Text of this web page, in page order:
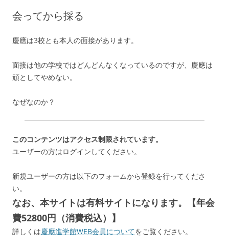
会ってから採る
慶應は3校とも本人の面接があります。
面接は他の学校ではどんどんなくなっているのですが、慶應は
頑としてやめない。
なぜなのか？
このコンテンツはアクセス制限されています。
ユーザーの方はログインしてください。
新規ユーザーの方は以下のフォームから登録を行ってくださ
い。
なお、本サイトは有料サイトになります。【年会
費52800円（消費税込）】
詳しくは慶應進学館WEB会員についてをご覧ください。